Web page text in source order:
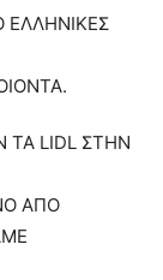
ΕΛΛΗΝΙΚΕΣ
LIDL ΣΤΗΝ
ΑΠΟ